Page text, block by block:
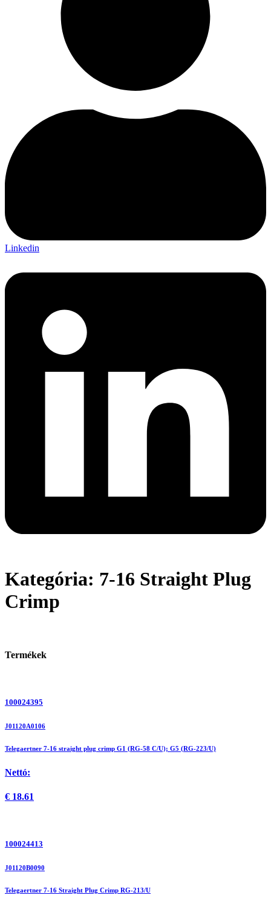
Linkedin
Kategória: 7-16 Straight Plug
Crimp
Termékek
100024395
J01120A0106
Telegaertner 7-16 straight plug crimp G1 (RG-58 C/U); G5 (RG-223/U)
Nettó:
€ 18.61
100024413
J01120B0090
Telegaertner 7-16 Straight Plug Crimp RG-213/U